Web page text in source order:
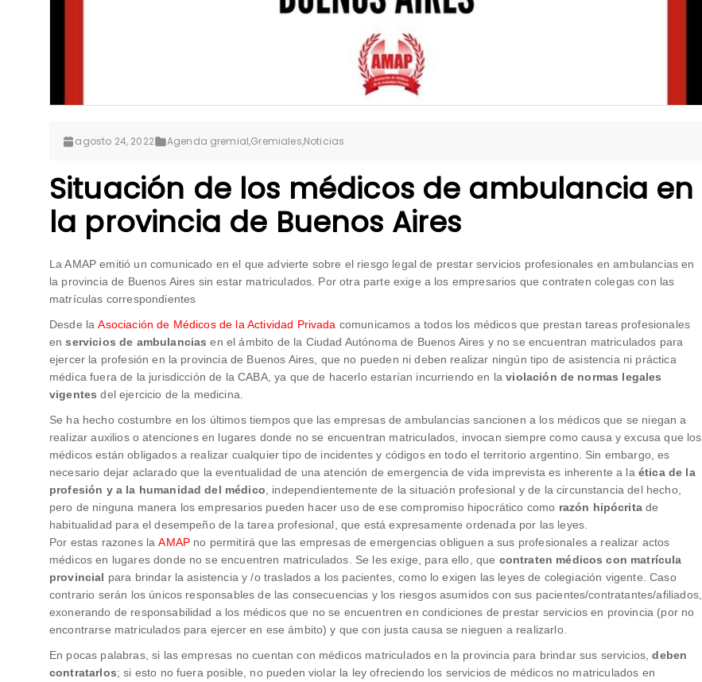
agosto 24, 2022 Agenda gremial,Gremiales,Noticias
Situación de los médicos de ambulancia en
la provincia de Buenos Aires
La AMAP emitió un comunicado en el que advierte sobre el riesgo legal de prestar servicios profesionales en ambulancias en
la provincia de Buenos Aires sin estar matriculados. Por otra parte exige a los empresarios que contraten colegas con las
matrículas correspondientes
Desde la Asociación de Médicos de la Actividad Privada comunicamos a todos los médicos que prestan tareas profesionales
enservicios de ambulancias en el ámbito de la Ciudad Autónoma de Buenos Aires y no se encuentran matriculados para
ejercer la profesión en la provincia de Buenos Aires, que no pueden ni deben realizar ningún tipo de asistencia ni práctica
médica fuera de la jurisdicción de la CABA, ya que de hacerlo estarían incurriendo en la violación de normas legales
vigentes del ejercicio de la medicina.
Se ha hecho costumbre en los últimos tiempos que las empresas de ambulancias sancionen a los médicos que se niegan a
realizar auxilios o atenciones en lugares donde no se encuentran matriculados, invocan siempre como causa y excusa que los
médicos están obligados a realizar cualquier tipo de incidentes y códigos en todo el territorio argentino. Sin embargo, es
necesario dejar aclarado que la eventualidad de una atención de emergencia de vida imprevista es inherente a la ética de la
profesión y a la humanidad del médico , independientemente de la situación profesional y de la circunstancia del hecho,
pero de ninguna manera los empresarios pueden hacer uso de ese compromiso hipocrático como razón hipócritade
habitualidad para el desempeño de la tarea profesional, que está expresamente ordenada por las leyes.
Por estas razones laAMAP no permitirá que las empresas de emergencias obliguen a sus profesionales a realizar actos
médicos en lugares donde no se encuentren matriculados. Se les exige, para ello, que contraten médicos con matrícula
provincial para brindar la asistencia y /o traslados a los pacientes, como lo exigen las leyes de colegiación vigente. Caso
contrario serán los únicos responsables de las consecuencias y los riesgos asumidos con sus pacientes/contratantes/afiliados,
exonerando de responsabilidad a los médicos que no se encuentren en condiciones de prestar servicios en provincia (por no
encontrarse matriculados para ejercer en ese ámbito) y que con justa causa se nieguen a realizarlo.
En pocas palabras, si las empresas no cuentan con médicos matriculados en la provincia para brindar sus servicios,deben
contratarlos; si esto no fuera posible, no pueden violar la ley ofreciendo los servicios de médicos no matriculados en